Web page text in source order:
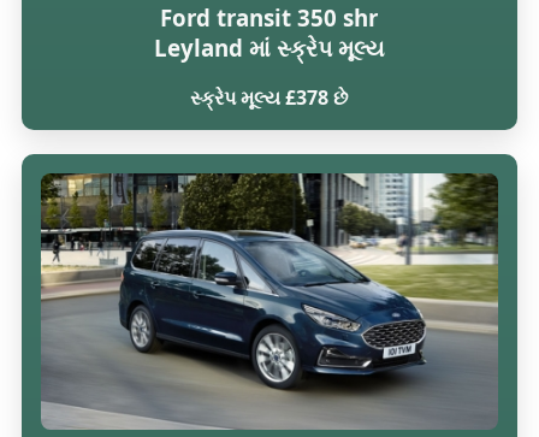
Ford transit 350 shr
Leyland માં સ્ક્રેપ મૂલ્ય
સ્ક્રેપ મૂલ્ય £378 છે